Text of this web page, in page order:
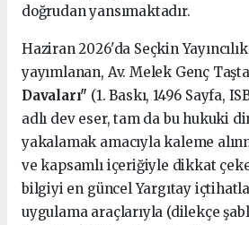
doğrudan yansımaktadır.
Haziran 2026'da Seçkin
yayımlanan, Av. Melek Genç
Davaları" (1. Baskı, 1496 Sayfa,
adlı dev eser, tam da bu hukuki
yakalamak amacıyla kaleme
ve kapsamlı içeriğiyle dikkat
bilgiyi en güncel Yargıtay
uygulama araçlarıyla (dilekçe